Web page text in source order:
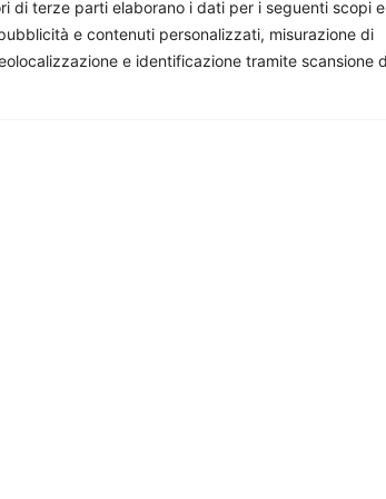
di terze parti elaborano i dati per i seguenti scopi e
e contenuti personalizzati, misurazione di
e identificazione tramite scansione
che si impegnano volontariamente a
costa quanto un paio di caffè al mese.